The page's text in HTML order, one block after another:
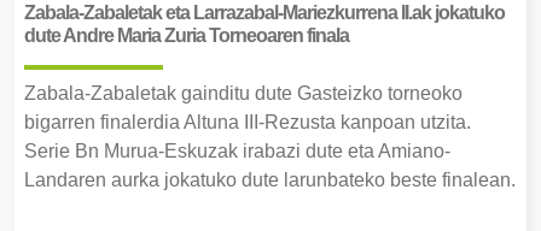
Zabala-Zabaletak eta Larrazabal-Mariezkurrena II.ak jokatuko
dute Andre Maria Zuria Torneoaren finala
Zabala-Zabaletak gainditu dute Gasteizko torneoko
bigarren finalerdia Altuna III-Rezusta kanpoan utzita.
Serie Bn Murua-Eskuzak irabazi dute eta Amiano-
Landaren aurka jokatuko dute larunbateko beste finalean.